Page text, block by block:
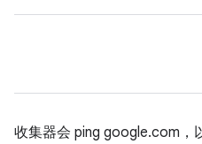
收集器会 ping google.com，